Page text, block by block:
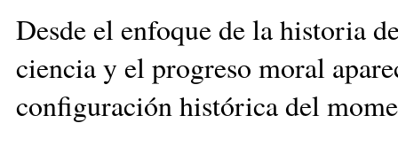
Desde el enfoque de la historia
ciencia y el progreso moral
configuración histórica del